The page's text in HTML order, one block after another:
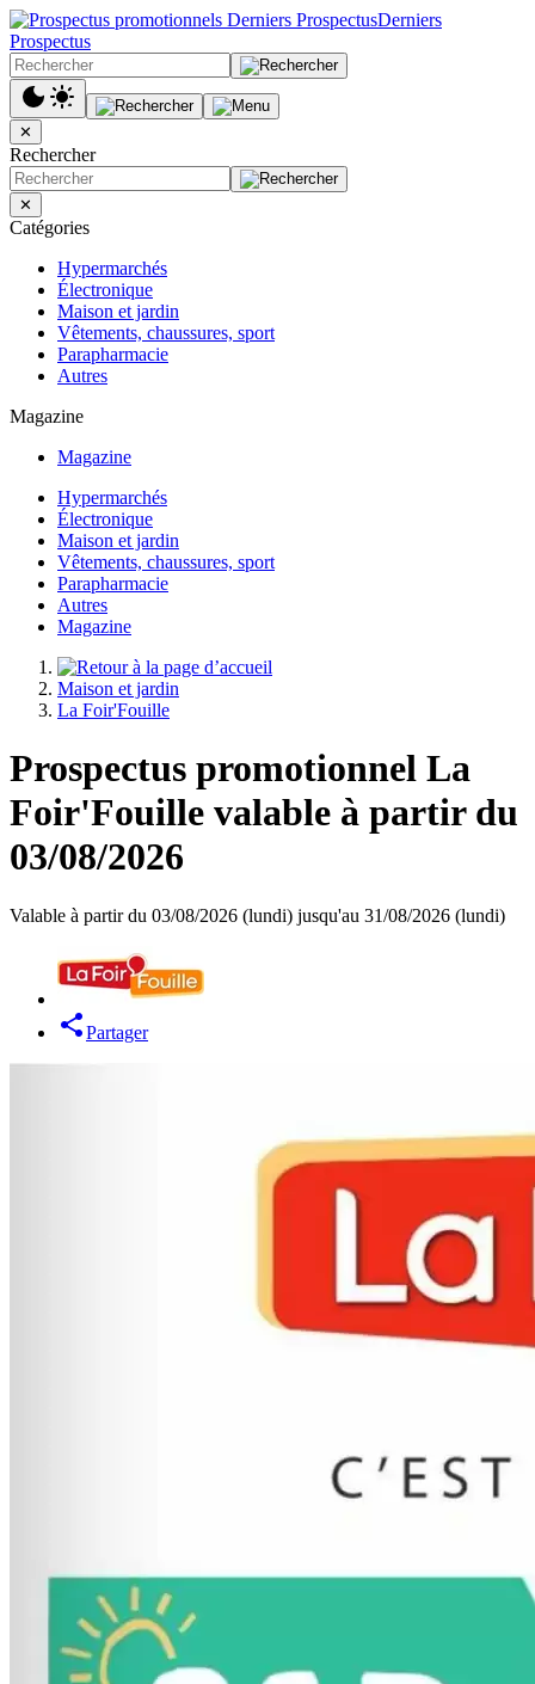
Derniers
Prospectus
✕
Rechercher
✕
Catégories
Hypermarchés
Électronique
Maison et jardin
Vêtements, chaussures, sport
Parapharmacie
Autres
Magazine
Magazine
Hypermarchés
Électronique
Maison et jardin
Vêtements, chaussures, sport
Parapharmacie
Autres
Magazine
Maison et jardin
La Foir'Fouille
Prospectus promotionnel La
Foir'Fouille valable à partir du
03/08/2026
Valable à partir du 03/08/2026 (lundi) jusqu'au 31/08/2026 (lundi)
Partager